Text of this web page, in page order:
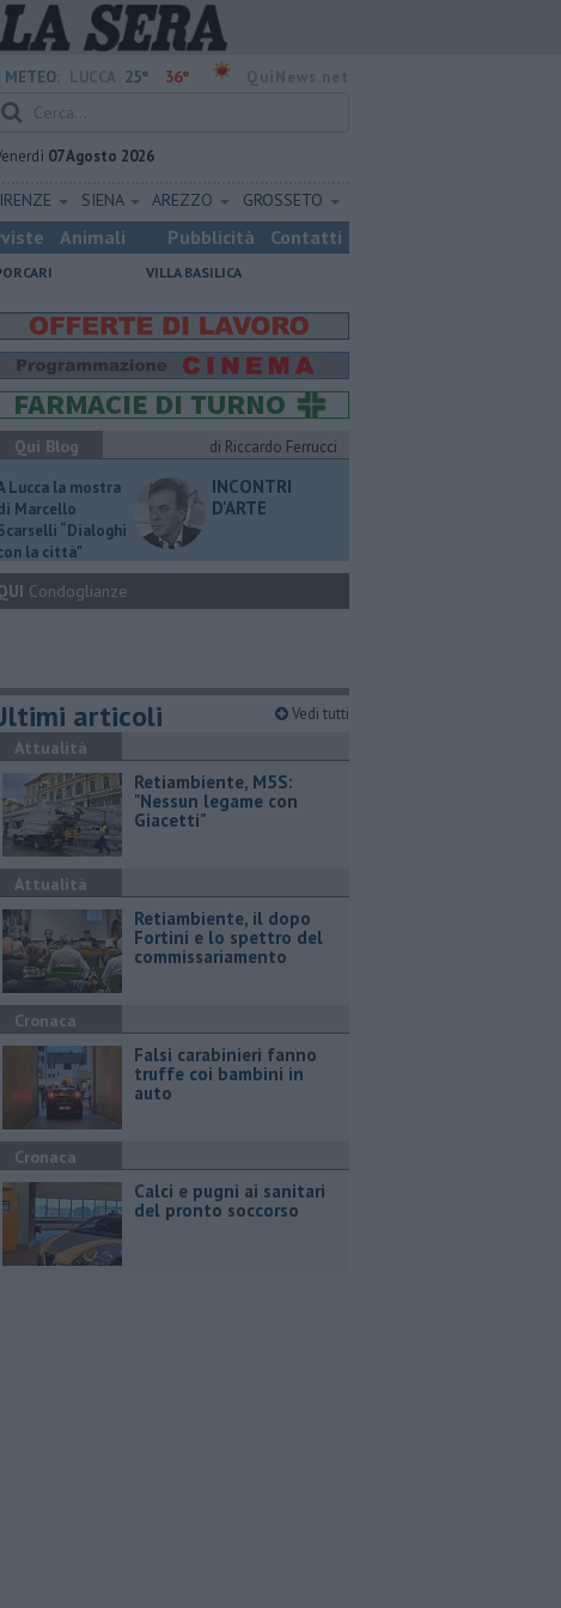
METEO: 25° 36°
07 Agosto 2026
SIENA AREZZO GROSSETO
Animali Pubblicità Contatti
VILLA BASILICA
Qui Blog
di Riccardo Ferrucci
Lucca la mostra
Marcello
“Dialoghi
la città"
INCONTRI
D'ARTE
Condoglianze
articoli Vedi tutti
Attualità
Retiambiente, M5S:
"Nessun legame con
Giacetti"
Attualità
Retiambiente, il dopo
Fortini e lo spettro del
commissariamento
Cronaca
Falsi carabinieri fanno
truffe coi bambini in
auto
Cronaca
Calci e pugni ai sanitari
del pronto soccorso